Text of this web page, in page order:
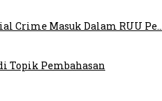
Crime Masuk Dalam RUU Pe…
Topik Pembahasan